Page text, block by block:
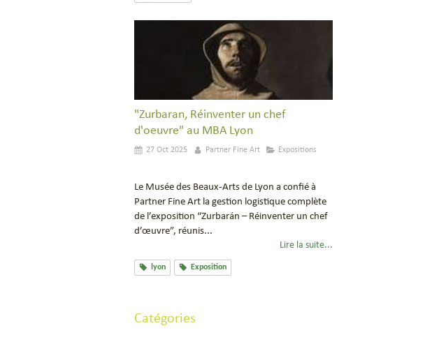
"Zurbaran, Réinventer un chef
d'oeuvre" au MBA Lyon
27 Oct 2025 Partner Fine Art Expositions
Le Musée des Beaux-Arts de Lyon a confié à
Partner Fine Art la gestion logistique complète
de l’exposition “Zurbarán – Réinventer un chef
d’œuvre”, réunis...
Lire la suite...
lyon Exposition
Catégories